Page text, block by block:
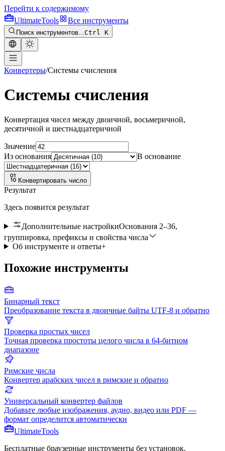
Перейти к содержимому
UltimateTools Все инструменты
Поиск инструментов...Ctrl K
Конвертеры/Системы счисления
Системы счисления
Конвертация чисел между двоичной, восьмеричной,
десятичной и шестнадцатеричной
Значение
Из основания
В основание
Конвертировать число
Результат
Здесь появится результат
Дополнительные настройкиОснования 2–36,
группировка, префиксы и свойства числа
Об инструменте и ответы+
Похожие инструменты
Бинарный текст
Преобразование текста в двоичные байты UTF-8 и обратно
Проверка простых чисел
Точная проверка простоты целого числа в 64-битном
диапазоне
Римские числа
Конвертер арабских чисел в римские и обратно
Универсальный конвертер файлов
Добавьте любые изображения, аудио, видео или PDF —
формат определится автоматически
UltimateTools
Бесплатные браузерные инструменты без установок,